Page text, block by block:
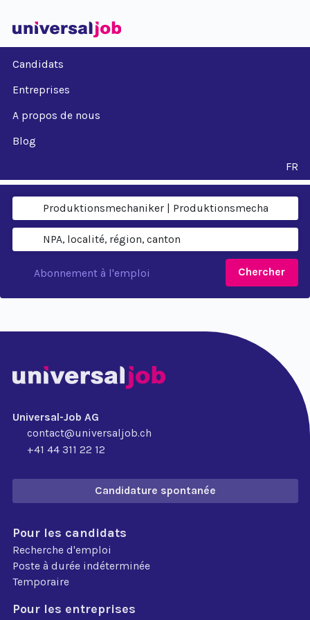
Candidats
Entreprises
A propos de nous
Blog
FR
Chercher
Abonnement à l'emploi
Universal-Job AG
contact@universaljob.ch
+41 44 311 22 12
Candidature spontanée
Pour les candidats
Recherche d'emploi
Poste à durée indéterminée
Temporaire
Pour les entreprises